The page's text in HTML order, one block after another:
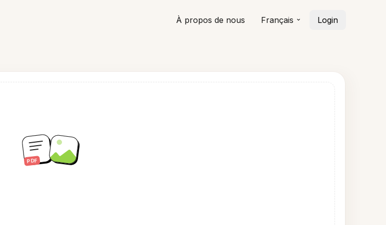
À propos de nous Français Login